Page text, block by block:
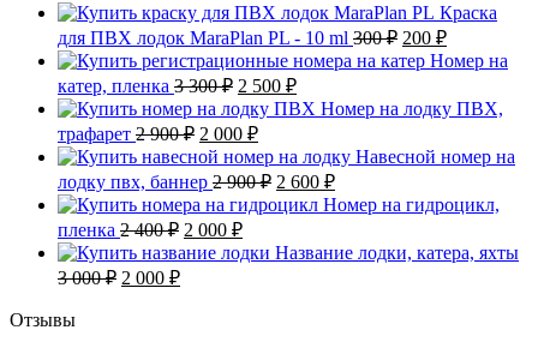
Краска
для ПВХ лодок MaraPlan PL - 10 ml 300₽ Первоначальная
цена
составляла
300 ₽.
200 ₽Текущая
цена:
Номер на
катер, пленка 3 300₽ Первоначальная
цена
составляла
3
300 ₽.
2 500 ₽Текущая
цена:
2
500 ₽.
Номер на лодку ПВХ,
трафарет 2 900₽ Первоначальная
цена
составляла
2
900 ₽.
2 000 ₽Текущая
цена:
2
000 ₽.
Навесной номер на
лодку пвх, баннер 2 900₽ Первоначальная
цена
составляла
2
900 ₽.
2 600 ₽Текущая
цена:
2
600 ₽.
Номер на гидроцикл,
пленка 2 400₽ Первоначальная
цена
составляла
2 000 ₽Текущая
цена:
2
Название лодки, катера, яхты
3 000₽ Первоначальная
2 000 ₽Текущая
Отзывы